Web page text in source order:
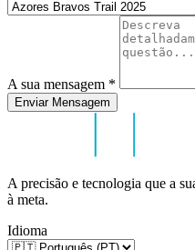
A sua mensagem *
Enviar Mensagem
A precisão e tecnologia que a
à meta.
Idioma